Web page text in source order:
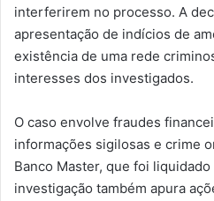
interferirem no processo. A
apresentação de indícios de
existência de uma rede
interesses dos investigados.
O caso envolve fraudes
informações sigilosas e crime
Banco Master, que foi
investigação também apura